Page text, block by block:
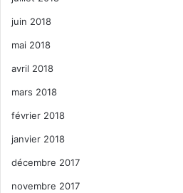
juin 2018
mai 2018
avril 2018
mars 2018
février 2018
janvier 2018
décembre 2017
novembre 2017